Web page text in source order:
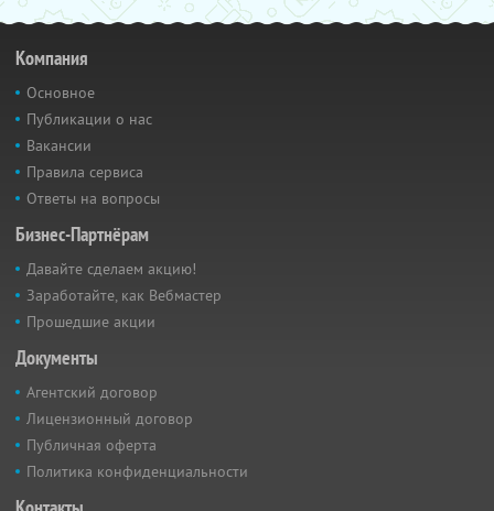
Компания
Основное
Публикации о нас
Вакансии
Правила сервиса
Ответы на вопросы
Бизнес-Партнёрам
Давайте сделаем акцию!
Заработайте, как Вебмастер
Прошедшие акции
Документы
Агентский договор
Лицензионный договор
Публичная оферта
Политика конфиденциальности